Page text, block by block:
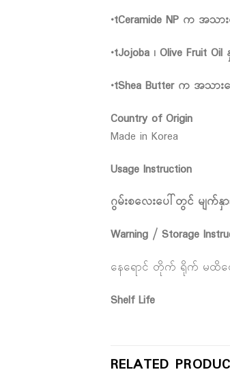
•tCeramide NP က အ
•tJojoba ၊ Olive Fruit
•tShea Butter က အသာ
Country of Origin
Made in Korea
Usage Instruction
ဂွမ်းစလေးပေါ်တွင် မျ
Warning / Storage
နေရောင် တိုက် ရိုက် မထိတွ
Shelf Life
RELATED